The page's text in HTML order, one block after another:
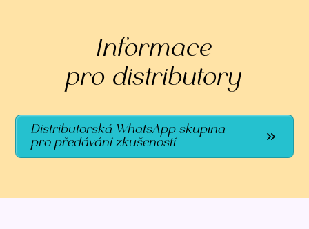
Informace
pro distributory
Distributorská WhatsApp skupina
pro předávání zkušeností